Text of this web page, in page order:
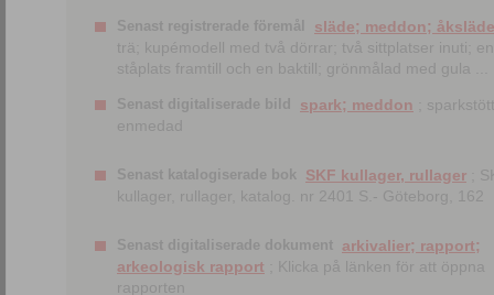
Senast registrerade föremål
släde; meddon; åksläde
trä; kupémodell med två dörrar; två sittplatser inuti; en
ståplats framtill och en baktill; grönmålad med gula ...
Senast digitaliserade bild spark; meddon ;
enmedad
Senast katalogiserade bok SKF kullager, rullager ;
kullager, rullager, katalog. nr 2401 S.- Göteborg, 162
Senast digitaliserade dokument arkivalier; rapport;
arkeologisk rapport ; Klicka på länken för att öppna
rapporten